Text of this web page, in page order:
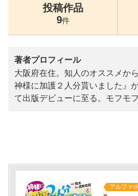
投稿作品
9件
著者プロフィール
大阪府在住。知人のオススメか
神様に加護２人分貰いました』
て出版デビューに至る。モフモフ
アルファ